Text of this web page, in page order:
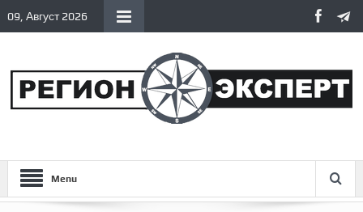
09, Август 2026
Menu